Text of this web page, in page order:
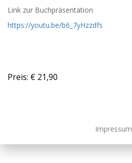
Link zur Buchpräsentation
https://youtu.be/b6_7yHzzdfs
Preis: € 21,90
Impressum